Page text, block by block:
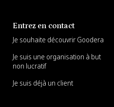
Entrez en contact
Je souhaite découvrir Goodera
Je suis une organisation à but
non lucratif
Je suis déjà un client